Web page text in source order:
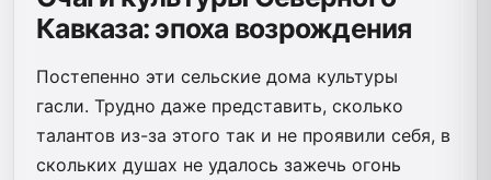
Кавказа: эпоха возрождения
Постепенно эти сельские дома культуры
гасли. Трудно даже представить, сколько
талантов из-за этого так и не проявили себя, в
скольких душах не удалось зажечь огонь